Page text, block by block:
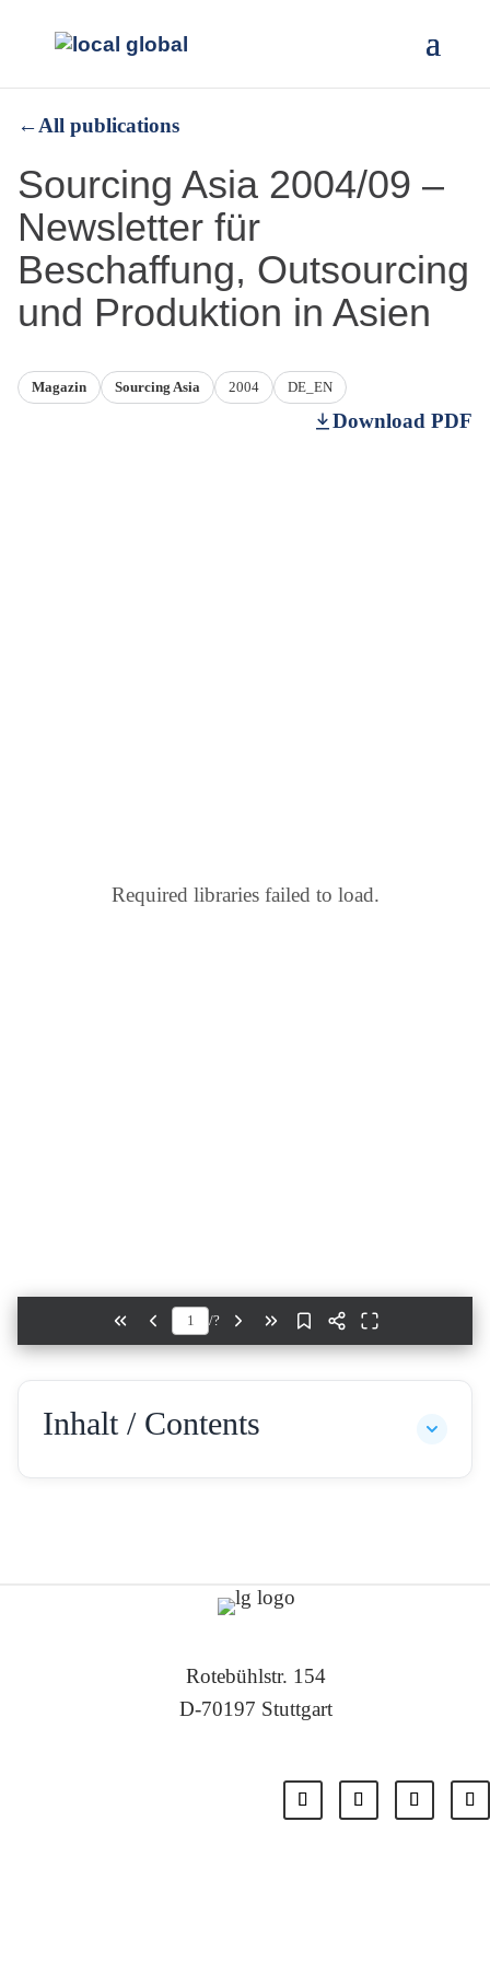
←All publications
Sourcing Asia 2004/09 –
Newsletter für
Beschaffung, Outsourcing
und Produktion in Asien
Magazin Sourcing Asia 2004 DE_EN
Download PDF
Required libraries failed to load.
/?
Inhalt / Contents
Rotebühlstr. 154
D-70197 Stuttgart